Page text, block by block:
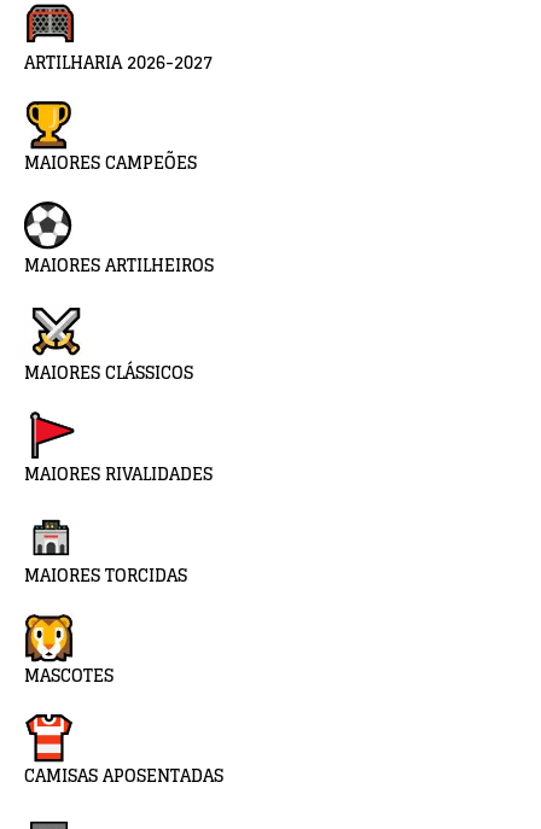
ARTILHARIA 2026-2027
MAIORES CAMPEÕES
MAIORES ARTILHEIROS
MAIORES CLÁSSICOS
MAIORES RIVALIDADES
MAIORES TORCIDAS
MASCOTES
CAMISAS APOSENTADAS